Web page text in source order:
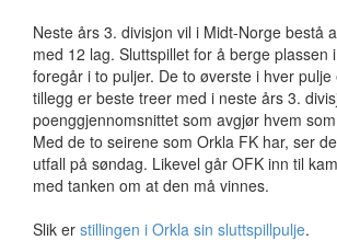
Neste års 3. divisjon vil i Midt-Norge bestå
med 12 lag. Sluttspillet for å berge plassen
foregår i to puljer. De to øverste i hver pulje
tillegg er beste treer med i neste års 3.
poenggjennomsnittet som avgjør hvem
Med de to seirene som Orkla FK har, ser
utfall på søndag. Likevel går OFK inn til
med tanken om at den må vinnes.
Slik er stillingen i Orkla sin sluttspillpulje.